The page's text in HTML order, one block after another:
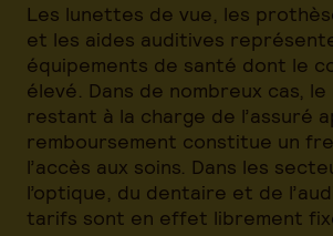
Les lunettes de vue, les
et les aides auditives
équipements de santé dont le
élevé. Dans de nombreux cas,
restant à la charge de l’assuré
remboursement constitue un
l’accès aux soins. Dans les
l’optique, du dentaire et de
tarifs sont en effet librement